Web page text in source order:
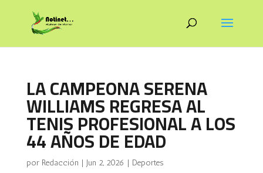
LA CAMPEONA SERENA
WILLIAMS REGRESA AL
TENIS PROFESIONAL A LOS
44 AÑOS DE EDAD
por Redacción | Jun 2, 2026 | Deportes